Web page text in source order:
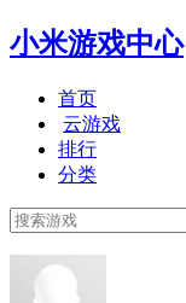
小米游戏中心
首页
云游戏
排行
分类